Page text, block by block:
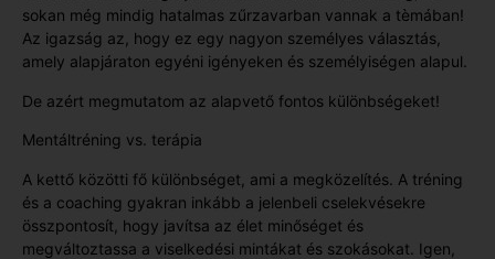
sokan még mindig hatalmas zűrzavarban vannak a tèmában!
Az igazság az, hogy ez egy nagyon személyes választás,
amely alapjáraton egyéni igényeken és személyiségen alapul.
De azért megmutatom az alapvető fontos különbségeket!
Mentáltréning vs. terápia
A kettő közötti fő különbséget, ami a megközelítés. A tréning
és a coaching gyakran inkább a jelenbeli cselekvésekre
összpontosít, hogy javítsa az élet minőséget és
megváltoztassa a viselkedési mintákat és szokásokat. Igen,